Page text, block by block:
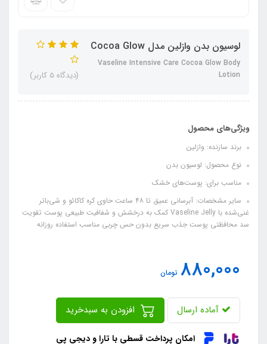
لوسیون بدن وازلین مدل Cocoa Glow
Vaseline Intensive Care Cocoa Glow Body
Lotion
(دیدگاه 5 کاربر)
ویژگی‌های محصول
برند سازنده: وازلین
نوع محصول: لوسیون بدن
مناسب برای: پوست‌های خشک
سایر مشخصات: آبرسانی عمیق تا ۴۸ ساعت حاوی کره کاکائو و شی‌باتر
غنی‌شده با Vaseline Jelly کمک به درخشش و شفافیت طبیعی پوست تقویت
سد محافظتی پوست جذب سریع بدون حس چربی مناسب استفاده روزانه
880,000 تومان
آماده ارسال
امکان پرداخت قسطی با تارا و دیجی پی